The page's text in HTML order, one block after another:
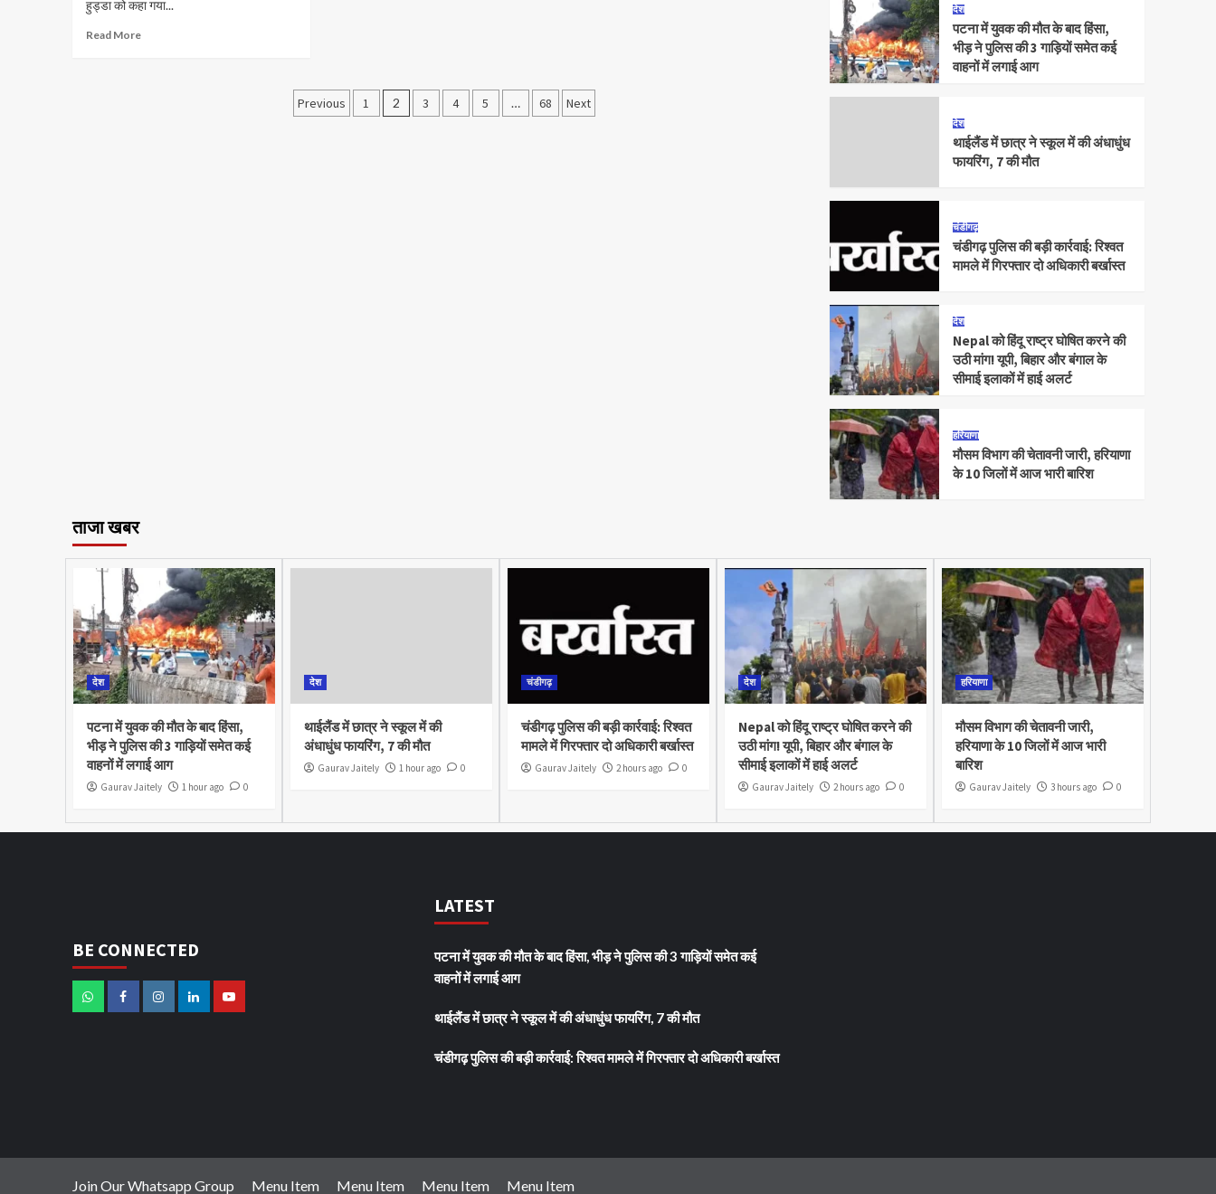
हुड्डा को कहा गया...
Read More
Previous 1 2 3 4 5 … 68 Next
देश
पटना में युवक की मौत के बाद हिंसा,
भीड़ ने पुलिस की 3 गाड़ियों समेत कई
वाहनों में लगाई आग
देश
थाईलैंड में छात्र ने स्कूल में की अंधाधुंध
फायरिंग, 7 की मौत
चंडीगढ़
चंडीगढ़ पुलिस की बड़ी कार्रवाई: रिश्वत
मामले में गिरफ्तार दो अधिकारी बर्खास्त
देश
Nepal को हिंदू राष्ट्र घोषित करने की
उठी मांग! यूपी, बिहार और बंगाल के
सीमाई इलाकों में हाई अलर्ट
हरियाणा
मौसम विभाग की चेतावनी जारी, हरियाणा
के 10 जिलों में आज भारी बारिश
ताजा खबर
देश
पटना में युवक की मौत के बाद हिंसा,
भीड़ ने पुलिस की 3 गाड़ियों समेत कई
वाहनों में लगाई आग
Gaurav Jaitely 1 hour ago 0
देश
थाईलैंड में छात्र ने स्कूल में की
अंधाधुंध फायरिंग, 7 की मौत
Gaurav Jaitely 1 hour ago 0
चंडीगढ़
चंडीगढ़ पुलिस की बड़ी कार्रवाई: रिश्वत
मामले में गिरफ्तार दो अधिकारी बर्खास्त
Gaurav Jaitely 2 hours ago 0
देश
Nepal को हिंदू राष्ट्र घोषित करने की
उठी मांग! यूपी, बिहार और बंगाल के
सीमाई इलाकों में हाई अलर्ट
Gaurav Jaitely 2 hours ago 0
हरियाणा
मौसम विभाग की चेतावनी जारी,
हरियाणा के 10 जिलों में आज भारी
बारिश
Gaurav Jaitely 3 hours ago 0
BE CONNECTED
LATEST
पटना में युवक की मौत के बाद हिंसा, भीड़ ने पुलिस की 3 गाड़ियों समेत कई
वाहनों में लगाई आग
थाईलैंड में छात्र ने स्कूल में की अंधाधुंध फायरिंग, 7 की मौत
चंडीगढ़ पुलिस की बड़ी कार्रवाई: रिश्वत मामले में गिरफ्तार दो अधिकारी बर्खास्त
Join Our Whatsapp Group Menu Item Menu Item Menu Item Menu Item